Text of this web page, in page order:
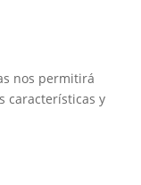
nos permitirá
características y